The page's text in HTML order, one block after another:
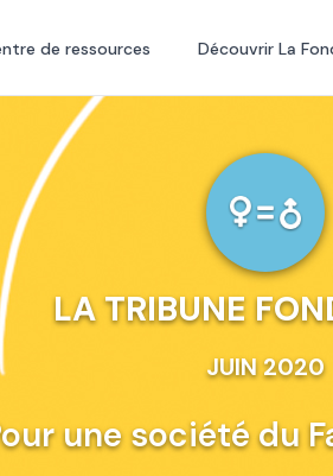
de ressources Découvrir La
LA TRIBUNE
JUIN 2020
une société du